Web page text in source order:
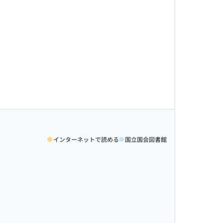
インターネットで読める 国立国会図書館